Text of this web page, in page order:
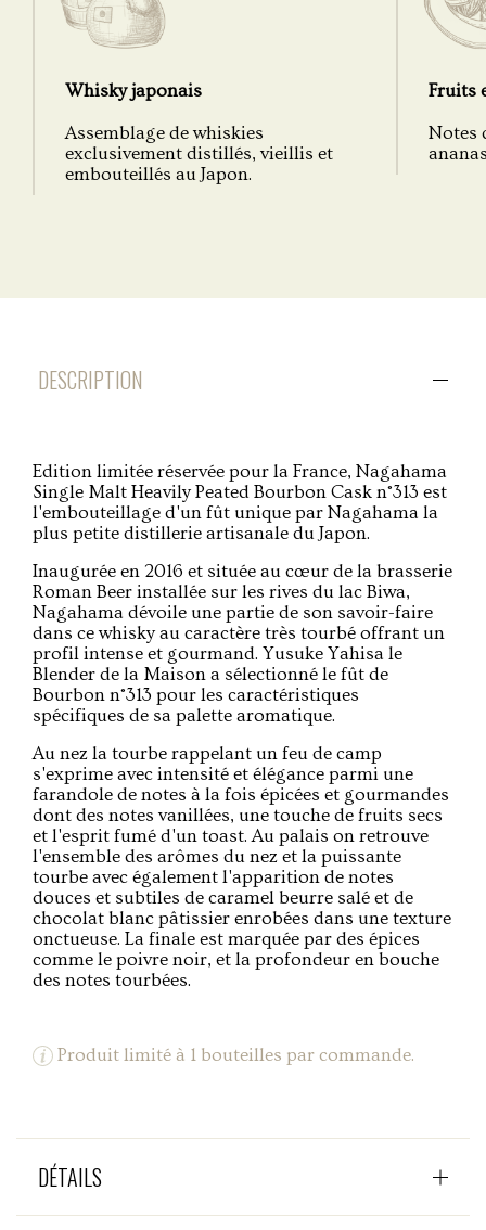
DESCRIPTION
Edition limitée réservée pour la France, Nagahama
Single Malt Heavily Peated Bourbon Cask n°313 est
l'embouteillage d'un fût unique par Nagahama la
plus petite distillerie artisanale du Japon.
Inaugurée en 2016 et située au cœur de la brasserie
Roman Beer installée sur les rives du lac Biwa,
Nagahama dévoile une partie de son savoir-faire
dans ce whisky au caractère très tourbé offrant un
profil intense et gourmand. Yusuke Yahisa le
Blender de la Maison a sélectionné le fût de
Bourbon n°313 pour les caractéristiques
spécifiques de sa palette aromatique.
Au nez la tourbe rappelant un feu de camp
s'exprime avec intensité et élégance parmi une
farandole de notes à la fois épicées et gourmandes
dont des notes vanillées, une touche de fruits secs
et l'esprit fumé d'un toast. Au palais on retrouve
l'ensemble des arômes du nez et la puissante
tourbe avec également l'apparition de notes
douces et subtiles de caramel beurre salé et de
chocolat blanc pâtissier enrobées dans une texture
onctueuse. La finale est marquée par des épices
comme le poivre noir, et la profondeur en bouche
des notes tourbées.
Produit limité à 1 bouteilles par commande.
DÉTAILS
Whisky japonais
Assemblage de whiskies
exclusivement distillés, vieillis et
embouteillés au Japon.
Fruits
Notes